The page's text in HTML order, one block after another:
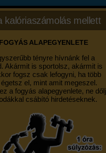
kalóriaszámolás mellett
ALAPEGYENLETE
tényre hívnánk fel a
Akármit is sportolsz, akármit is
fogsz csak lefogyni, ha több
el, mint amit megeszel.
a fogyás alapegyenlete, ne dőlj
csábító hirdetéseknek.